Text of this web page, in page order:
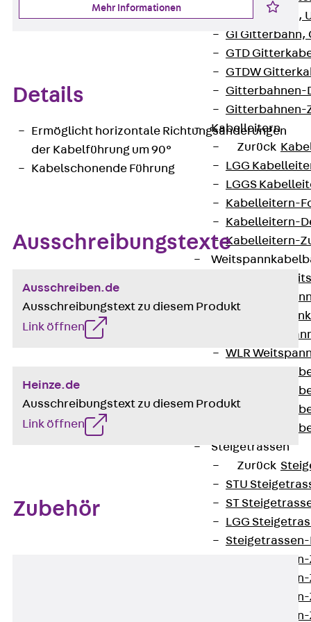
G Gitterbahn,
GI Gitterbahn,
GTD
GTDW
Gitterbahnen-
Gitterbahnen-
Kabelleitern
Zurück
LGG
LGGS
Kabelleitern-
Kabelleitern-
Kabelleitern-
WPL
WL
WPR
WLR
Steigetrassen
Zurück
STU
ST
LGG
Mehr Informationen
Details
Ermöglicht horizontale Richtungsänderungen
der Kabelführung um 90°
Kabelschonende Führung
Ausschreibungstexte
Ausschreiben.de
Ausschreibungstext zu diesem Produkt
Link öffnen
Heinze.de
Ausschreibungstext zu diesem Produkt
Link öffnen
Zubehör